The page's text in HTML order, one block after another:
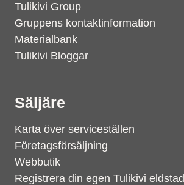
Tulikivi Group
Gruppens kontaktinformation
Materialbank
Tulikivi Bloggar
Säljäre
Karta över serviceställen
Företagsförsäljning
Webbutik
Registrera din egen Tulikivi eldstad